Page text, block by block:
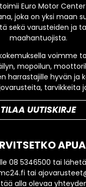
Euro Motor
joka on yksi maan
sekä varusteiden ja
maahantuojista.
voimme
mopoilun,
harrastajille hyvän ja
tarvikkeita
TILAA UUTISKIRJE
08 5346500 tai
tai
alla olevaa